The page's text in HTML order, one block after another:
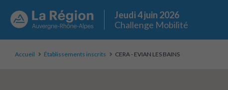
Jeudi 4 juin 2026
Challenge Mobilité
Accueil Établissements inscrits CERA - EVIAN LES BAINS